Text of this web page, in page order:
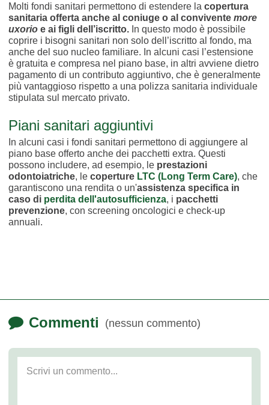
Molti fondi sanitari permettono di estendere la copertura
sanitaria offerta anche al coniuge o al conviventemore
uxorio e ai figli dell’iscritto.In questo modo è possibile
coprire i bisogni sanitari non solo dell’iscritto al fondo, ma
anche del suo nucleo familiare. In alcuni casi l’estensione
è gratuita e compresa nel piano base, in altri avviene dietro
pagamento di un contributo aggiuntivo, che è generalmente
più vantaggioso rispetto a una polizza sanitaria individuale
stipulata sul mercato privato.
Piani sanitari aggiuntivi
In alcuni casi i fondi sanitari permettono di aggiungere al
piano base offerto anche dei pacchetti extra. Questi
possono includere, ad esempio, le prestazioni
odontoiatriche, le copertureLTC (Long Term Care), che
garantiscono una rendita o un'assistenza specifica in
caso di perdita dell'autosufficienza, i pacchetti
prevenzione, con screening oncologici e check-up
annuali.
Commenti (nessun commento)